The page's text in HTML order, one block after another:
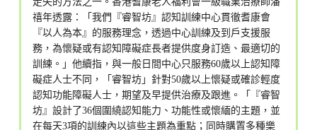
禧年透露：「我們『睿智坊』認知訓練中心貫徹耆康會
『以人為本』的服務理念，透過中心訓練及到戶支援服
務，為懷疑或有認知障礙症長者提供度身訂造、最適切的
訓練。」他續指，與一般日間中心只服務60歲以上認知障
礙症人士不同，「睿智坊」針對50歲以上懷疑或確診輕度
認知功能障礙人士，期望及早提供治療及跟進。「『睿智
坊』設計了36個圍繞認知能力、功能性或懷緬的主題，並
在每天3項的訓練內以這些主題為重點；同時購置多種樂